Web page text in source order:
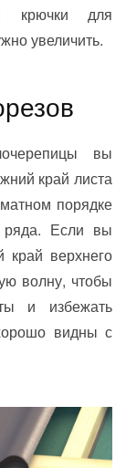
крючки для
увеличить.
вы
край листа
порядке
ряда. Если вы
край верхнего
волну, чтобы
и избежать
видны с